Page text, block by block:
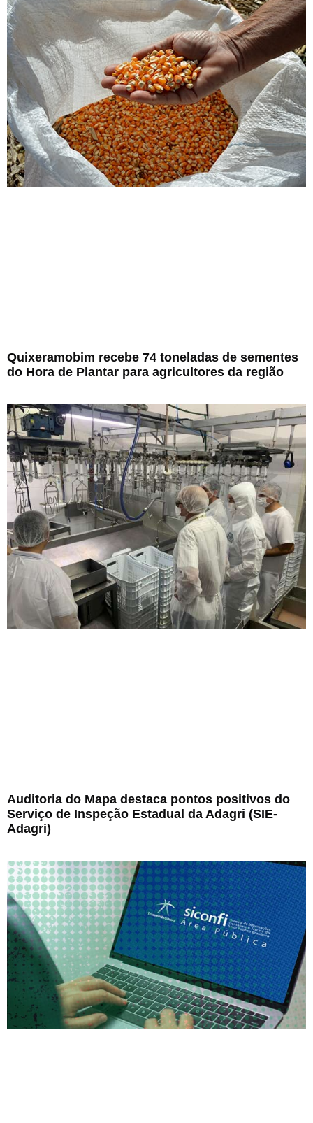
Quixeramobim recebe 74 toneladas de sementes
do Hora de Plantar para agricultores da região
Auditoria do Mapa destaca pontos positivos do
Serviço de Inspeção Estadual da Adagri (SIE-
Adagri)